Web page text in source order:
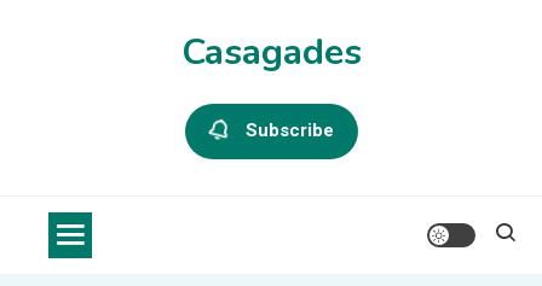
Casagades
Subscribe